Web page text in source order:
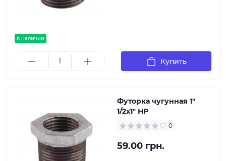
в наличии
Купить
Футорка чугунная 1"
1/2х1" НР
0
59.00 грн.